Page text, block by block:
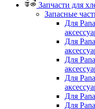
Запчасти для
Запасные
Для
Для
Для
Для
Для
Для